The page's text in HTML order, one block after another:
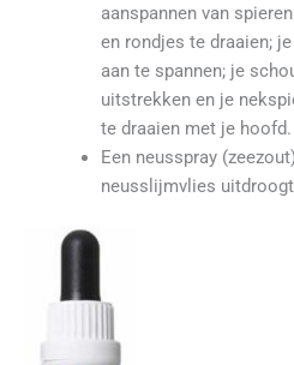
aanspannen van
en rondjes te draaien;
aan te spannen; je
uitstrekken en je
te draaien met je hoofd.
Een neusspray
neusslijmvlies